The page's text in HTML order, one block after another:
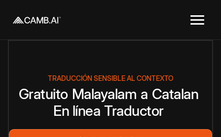
TRADUCCIÓN SENSIBLE AL CONTEXTO
Gratuito Malayalam a Catalan
En línea Traductor